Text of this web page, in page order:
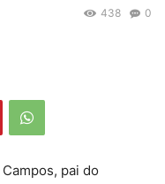
0
438
pai do